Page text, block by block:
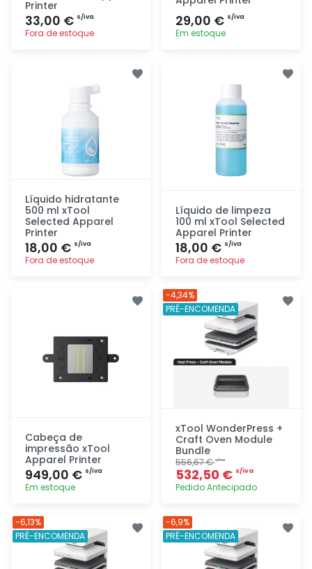
Printer
33,00 € s/iva
Fora de estoque
29,00 € s/iva
Em estoque
Líquido hidratante
500 ml xTool
Selected Apparel
Printer
18,00 € s/iva
Fora de estoque
Líquido de limpeza
100 ml xTool Selected
Apparel Printer
18,00 € s/iva
Fora de estoque
rapidamente
Cabeça de
impressão xTool
Apparel Printer
949,00 € s/iva
Em estoque
rapidamente
xTool WonderPress +
Craft Oven Module
Bundle
556,67 €s/iva
532,50 € s/iva
Pedido Antecipado
rapidamente
-4,34%
PRÉ-ENCOMENDA
-6,13%
PRÉ-ENCOMENDA
-6,9%
PRÉ-ENCOMENDA